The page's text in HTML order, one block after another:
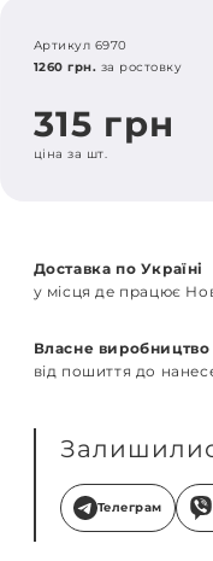
Артикул 6970
1260 грн. за ростовку
315 грн
ціна за шт.
Доставка по Україні
у місця де працює
Власне виробництво
від пошиття до
Телеграм